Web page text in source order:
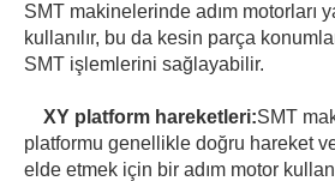
SMT makinelerinde adım motorları
kullanılır, bu da kesin parça
SMT işlemlerini sağlayabilir.
XY platform hareketleri:SMT
platformu genellikle doğru hareket
elde etmek için bir adım motor